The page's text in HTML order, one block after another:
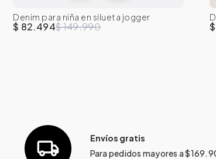
2T 3T 4T 5T 6
Denim para niña en silueta jogger
$ 82.494$ 149.990
Envíos gratis
Para pedidos mayores a